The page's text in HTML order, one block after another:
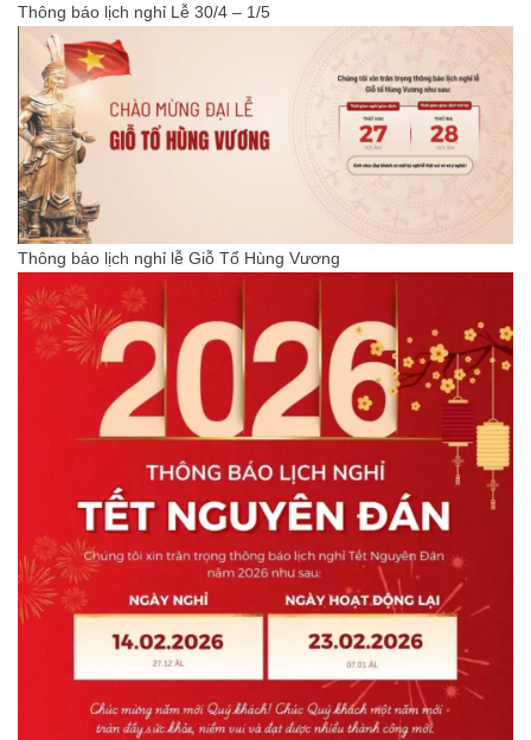
Thông báo lịch nghỉ Lễ 30/4 – 1/5
Thông báo lịch nghỉ lễ Giỗ Tổ Hùng Vương